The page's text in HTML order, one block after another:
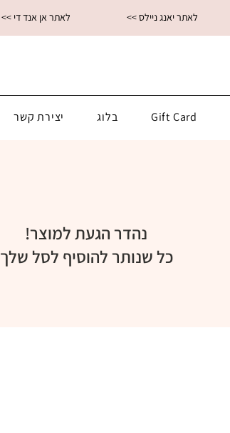
<< לאתר אן אנד די << לאתר יאנג ניילס
Gift Card בלוג יצירת קשר
נהדר הגעת למוצר!
כל שנותר להוסיף לסל שלך